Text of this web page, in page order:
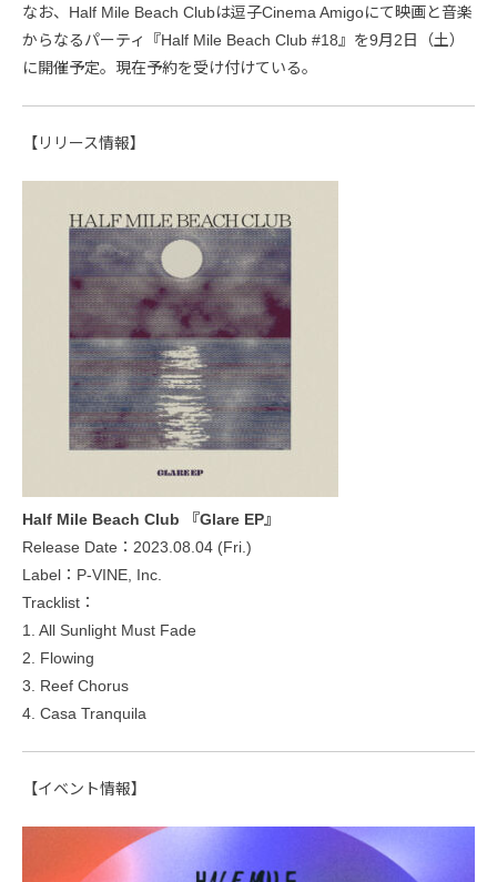
なお、Half Mile Beach Clubは逗子Cinema Amigoにて映画と音楽
からなるパーティ『Half Mile Beach Club #18』を9月2日（土）
に開催予定。現在予約を受け付けている。
【リリース情報】
Half Mile Beach Club 『Glare EP』
Release Date：2023.08.04 (Fri.)
Label：P-VINE, Inc.
Tracklist：
1. All Sunlight Must Fade
2. Flowing
3. Reef Chorus
4. Casa Tranquila
【イベント情報】